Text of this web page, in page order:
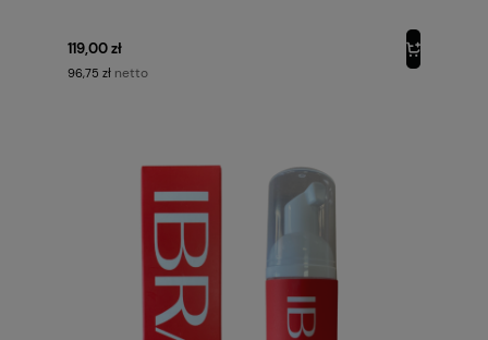
119,00 zł
96,75 zł netto